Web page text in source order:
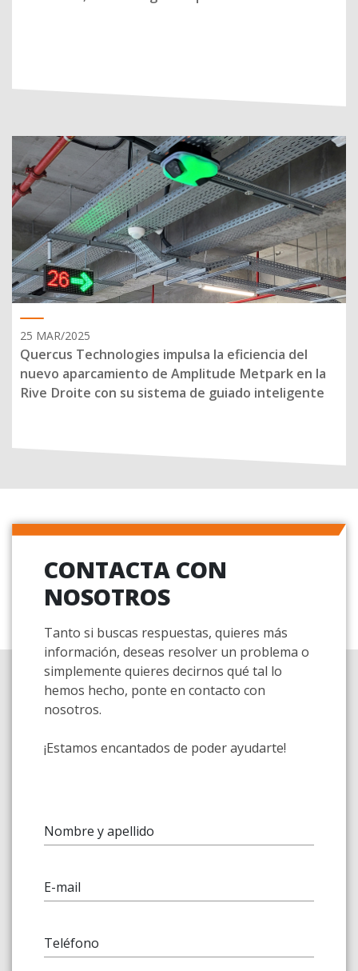
25 MAR/2025
Quercus Technologies impulsa la eficiencia del
nuevo aparcamiento de Amplitude Metpark en la
Rive Droite con su sistema de guiado inteligente
CONTACTA CON
NOSOTROS
Tanto si buscas respuestas, quieres más
información, deseas resolver un problema o
simplemente quieres decirnos qué tal lo
hemos hecho, ponte en contacto con
nosotros.
¡Estamos encantados de poder ayudarte!
Nombre y apellido
E-mail
Teléfono